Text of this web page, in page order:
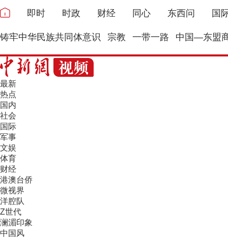
即时 时政 财经 同心 东西问 国
铸牢中华民族共同体意识 宗教 一带一路 中国—东盟
最新
热点
国内
社会
国际
军事
文娱
体育
财经
港澳台侨
微视界
洋腔队
Z世代
澜湄印象
中国风